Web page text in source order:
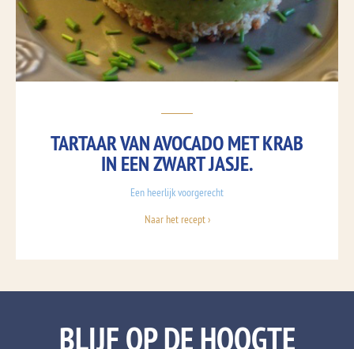
TARTAAR VAN AVOCADO MET KRAB
IN EEN ZWART JASJE.
Een heerlijk voorgerecht
Naar het recept ›
BLIJF OP DE HOOGTE